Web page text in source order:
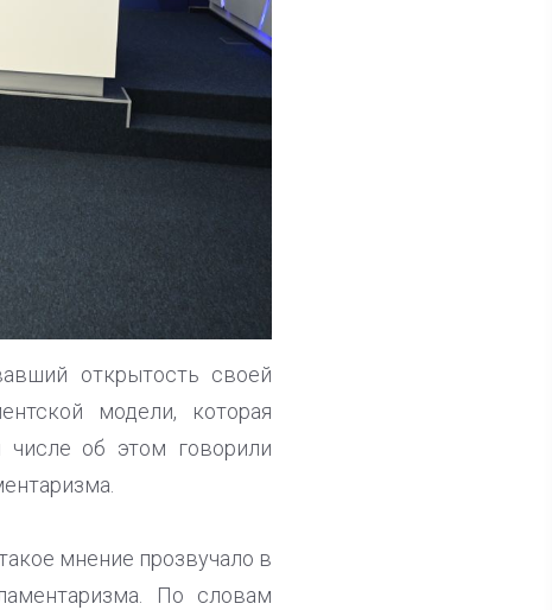
открытость своей
модели, которая
числе об этом говорили
мнение прозвучало в
По словам